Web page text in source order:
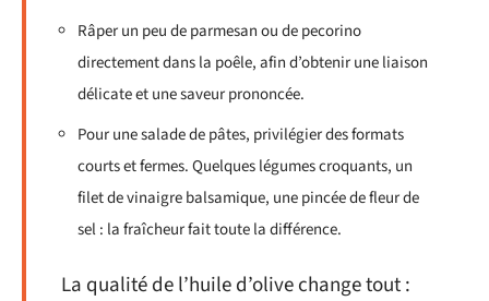
Râper un peu de parmesan ou de pecorino
directement dans la poêle, afin d’obtenir une liaison
délicate et une saveur prononcée.
Pour une salade de pâtes, privilégier des formats
courts et fermes. Quelques légumes croquants, un
filet de vinaigre balsamique, une pincée de fleur de
sel : la fraîcheur fait toute la différence.
La qualité de l’huile d’olive change tout :